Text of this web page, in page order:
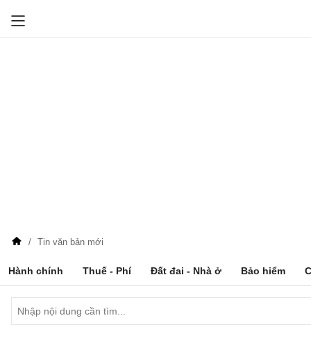
Tin văn bản mới
Hành chính Thuế - Phí Đất đai - Nhà ở Bảo hiểm